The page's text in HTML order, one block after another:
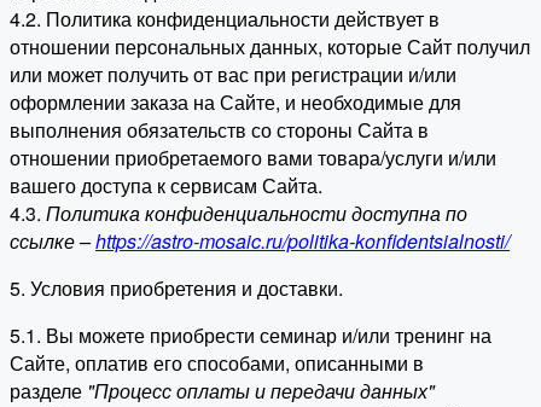
4.2. Политика конфиденциальности действует в
отношении персональных данных, которые Сайт получил
или может получить от вас при регистрации и/или
оформлении заказа на Сайте, и необходимые для
выполнения обязательств со стороны Сайта в
отношении приобретаемого вами товара/услуги и/или
вашего доступа к сервисам Сайта.
4.3. Политика конфиденциальности доступна по
ссылке –https://astro-mosaic.ru/politika-konfidentsialnosti/
5. Условия приобретения и доставки.
5.1. Вы можете приобрести семинар и/или тренинг на
Сайте, оплатив его способами, описанными в
разделе "Процесс оплаты и передачи данных"